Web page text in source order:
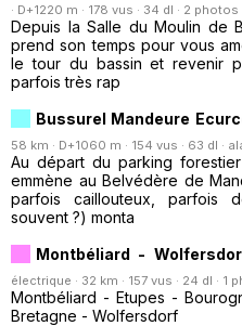
· D+1220 m · 178 vus · 34 dl · 2 photos
Depuis la Salle du Moulin de
prend son temps pour vous
le tour du bassin et revenir
parfois très rap
Bussurel Mandeure
58 km · D+1060 m · 154 vus · 63 dl ·
Au départ du parking
emmène au Belvédère de
parfois caillouteux, parfois
souvent ?) monta
Montbéliard -
électrique · 32 km · 157 vus · 24 dl · 1
Montbéliard - Etupes -
Bretagne - Wolfersdorf